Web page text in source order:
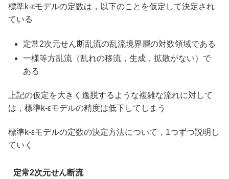
標準k-εモデルの定数は，以下のことを仮定して決定され
ている
定常2次元せん断乱流の乱流境界層の対数領域である
一様等方乱流（乱れの移流，生成，拡散がない）で
ある
上記の仮定を大きく逸脱するような複雑な流れに対して
は，標準k-εモデルの精度は低下してしまう
標準k-εモデルの定数の決定方法について，1つずつ説明し
ていく
定常2次元せん断流